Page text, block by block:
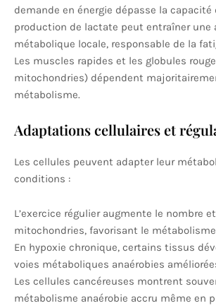
demande en énergie dépasse la capacité
production de lactate peut entraîner une
métabolique locale, responsable de la
Les muscles rapides et les globules
mitochondries) dépendent
métabolisme.
Adaptations cellulaires et
Les cellules peuvent adapter leur
conditions :
L’exercice régulier augmente le nombre
mitochondries, favorisant le
En hypoxie chronique, certains tissus
voies métaboliques anaérobies
Les cellules cancéreuses montrent
métabolisme anaérobie accru même en